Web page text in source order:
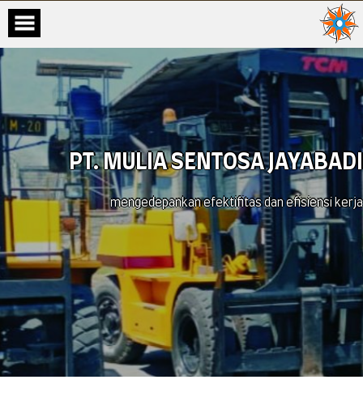
PT. MULIA SENTOSA JAYABADI
mengedepankan efektifitas dan efisiensi kerja